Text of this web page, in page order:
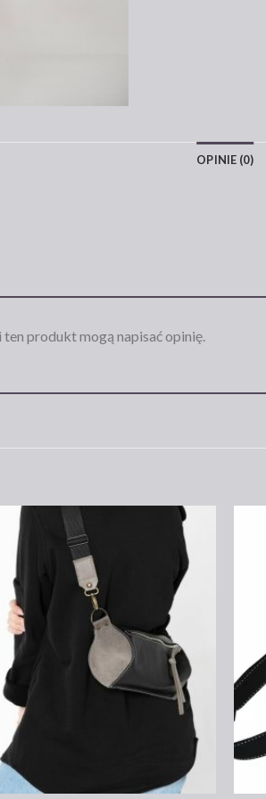
OPINIE (0)
produkt mogą napisać opinię.